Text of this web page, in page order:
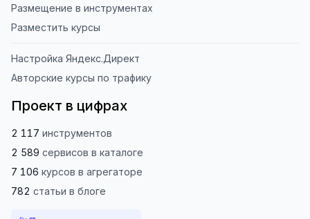
Размещение в инструментах
Разместить курсы
Настройка Яндекс.Директ
Авторские курсы по трафику
Проект в цифрах
2 117 инструментов
2 589 сервисов в каталоге
7 106 курсов в агрегаторе
782 статьи в блоге